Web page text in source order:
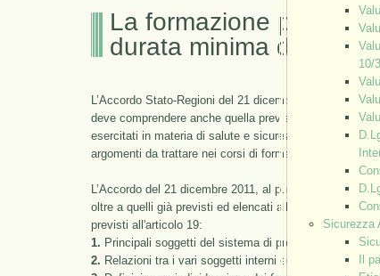
10/
Sicurezza
Il
La formazione
durata minima di 8 ore
L’Accordo Stato-Regioni del 21 dicembre 2011 ha
deve comprendere anche quella prevista per i
esercitati in materia di salute e sicurezza sul lavoro
argomenti da trattare nei corsi di formazione sono
L’Accordo del 21 dicembre 2011, al punto 5, tratta il
oltre a quelli già previsti ed elencati all'articolo 37,
previsti all'articolo 19:
1. Principali soggetti del sistema di prevenzione
2. Relazioni tra i vari soggetti interni ed esterni del